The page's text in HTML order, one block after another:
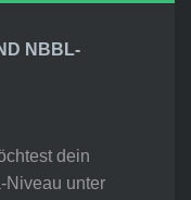
NBBL-
dein
Niveau unter